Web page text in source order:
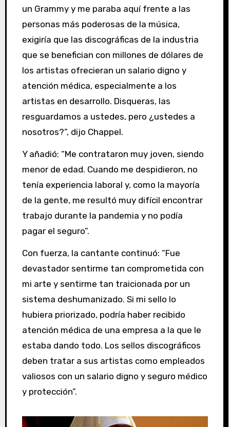
un Grammy y me paraba aquí frente a las
personas más poderosas de la música,
exigiría que las discográficas de la industria
que se benefician con millones de dólares de
los artistas ofrecieran un salario digno y
atención médica, especialmente a los
artistas en desarrollo. Disqueras, las
resguardamos a ustedes, pero ¿ustedes a
nosotros?”, dijo Chappel.
Y añadió: “Me contrataron muy joven, siendo
menor de edad. Cuando me despidieron, no
tenía experiencia laboral y, como la mayoría
de la gente, me resultó muy difícil encontrar
trabajo durante la pandemia y no podía
pagar el seguro”.
Con fuerza, la cantante continuó: “Fue
devastador sentirme tan comprometida con
mi arte y sentirme tan traicionada por un
sistema deshumanizado. Si mi sello lo
hubiera priorizado, podría haber recibido
atención médica de una empresa a la que le
estaba dando todo. Los sellos discográficos
deben tratar a sus artistas como empleados
valiosos con un salario digno y seguro médico
y protección”.